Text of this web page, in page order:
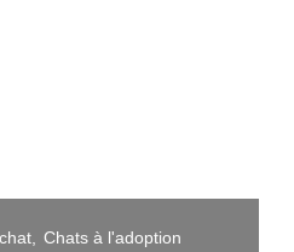
Chats à l'adoption